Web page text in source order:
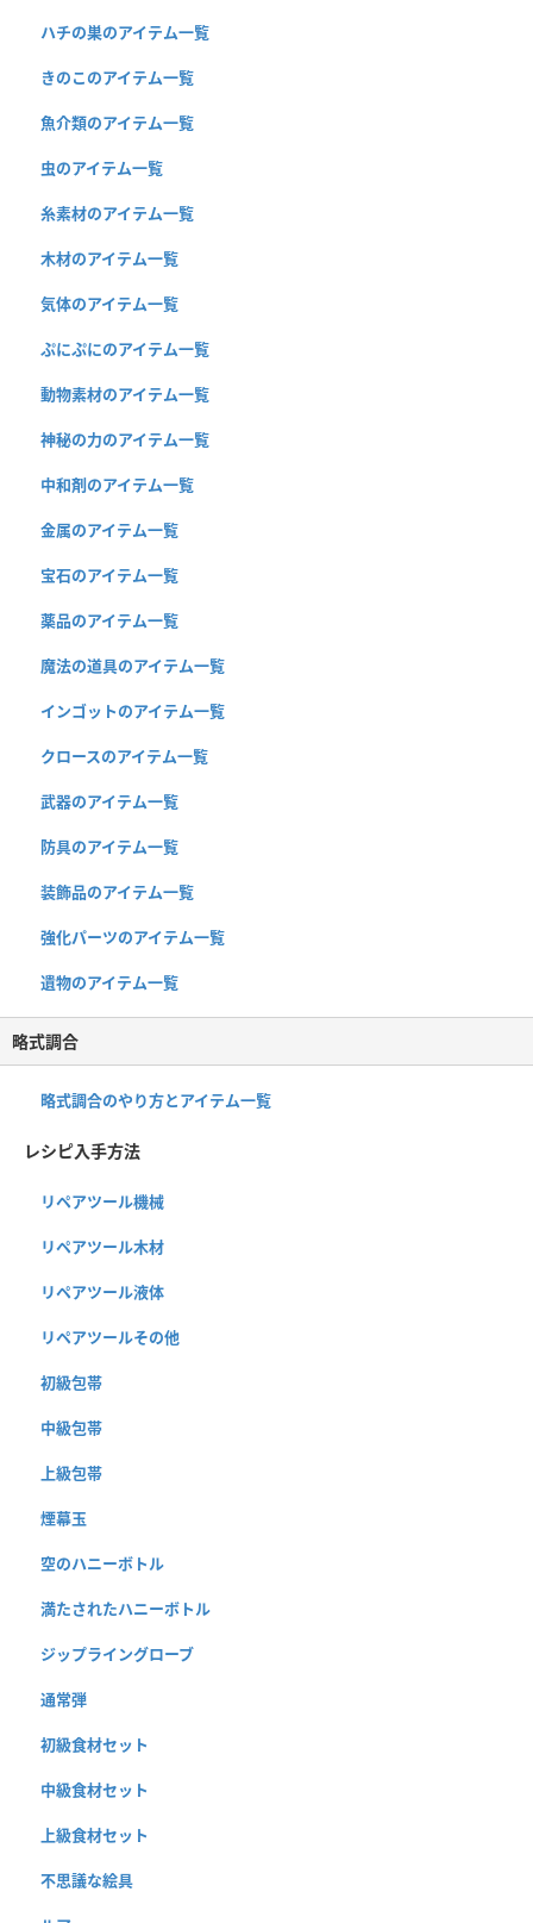
ハチの巣のアイテム一覧
きのこのアイテム一覧
魚介類のアイテム一覧
虫のアイテム一覧
糸素材のアイテム一覧
木材のアイテム一覧
気体のアイテム一覧
ぷにぷにのアイテム一覧
動物素材のアイテム一覧
神秘の力のアイテム一覧
中和剤のアイテム一覧
金属のアイテム一覧
宝石のアイテム一覧
薬品のアイテム一覧
魔法の道具のアイテム一覧
インゴットのアイテム一覧
クロースのアイテム一覧
武器のアイテム一覧
防具のアイテム一覧
装飾品のアイテム一覧
強化パーツのアイテム一覧
遺物のアイテム一覧
略式調合
略式調合のやり方とアイテム一覧
レシピ入手方法
リペアツール機械
リペアツール木材
リペアツール液体
リペアツールその他
初級包帯
中級包帯
上級包帯
煙幕玉
空のハニーボトル
満たされたハニーボトル
ジップライングローブ
通常弾
初級食材セット
中級食材セット
上級食材セット
不思議な絵具